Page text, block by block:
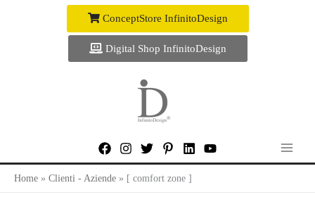
ConceptStore InfinitoDesign
Digital Shop InfinitoDesign
Home Clienti - Aziende [ comfort zone ]